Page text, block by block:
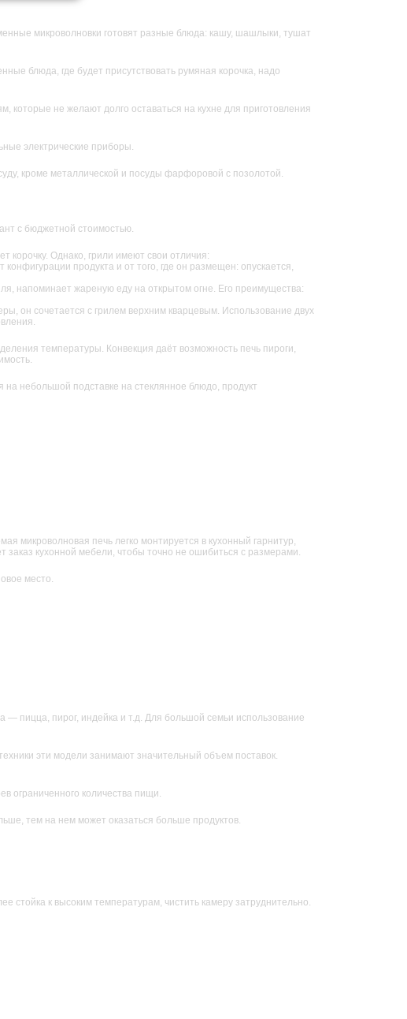
микроволновки готовят разные блюда: кашу, шашлыки, тушат
блюда, где будет присутствовать румяная корочка, надо
которые не желают долго оставаться на кухне для приготовления
электрические приборы.
кроме металлической и посуды фарфоровой с позолотой.
с бюджетной стоимостью.
корочку. Однако, грили имеют свои отличия:
продукта и от того, где он размещен: опускается,
напоминает жареную еду на открытом огне. Его преимущества:
он сочетается с грилем верхним кварцевым. Использование двух
температуры. Конвекция даёт возможность печь пироги,
на небольшой подставке на стеклянное блюдо, продукт
микроволновая печь легко монтируется в кухонный гарнитур,
кухонной мебели, чтобы точно не ошибиться с размерами.
место.
пицца, пирог, индейка и т.д. Для большой семьи использование
эти модели занимают значительный объем поставок.
ограниченного количества пищи.
тем на нем может оказаться больше продуктов.
стойка к высоким температурам, чистить камеру затруднительно.